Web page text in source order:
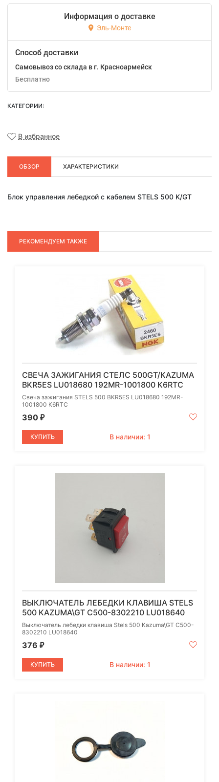
Информация о доставке
Эль-Монте
Способ доставки
Самовывоз со склада в г. Красноармейск
Бесплатно
КАТЕГОРИИ:
В избранное
ОБЗОР ХАРАКТЕРИСТИКИ
Блок управления лебедкой с кабелем STELS 500 K/GT
РЕКОМЕНДУЕМ ТАКЖЕ
СВЕЧА ЗАЖИГАНИЯ СТЕЛС 500GT/KAZUMA
BKR5ES LU018680 192MR-1001800 K6RTC
Свеча зажигания STELS 500 BKR5ES LU018680 192MR-
1001800 K6RTC
390 ₽
КУПИТЬ В наличии: 1
ВЫКЛЮЧАТЕЛЬ ЛЕБЕДКИ КЛАВИША STELS
500 KAZUMA\GT C500-8302210 LU018640
Выключатель лебедки клавиша Stels 500 Kazuma\GT C500-
8302210 LU018640
376 ₽
КУПИТЬ В наличии: 1